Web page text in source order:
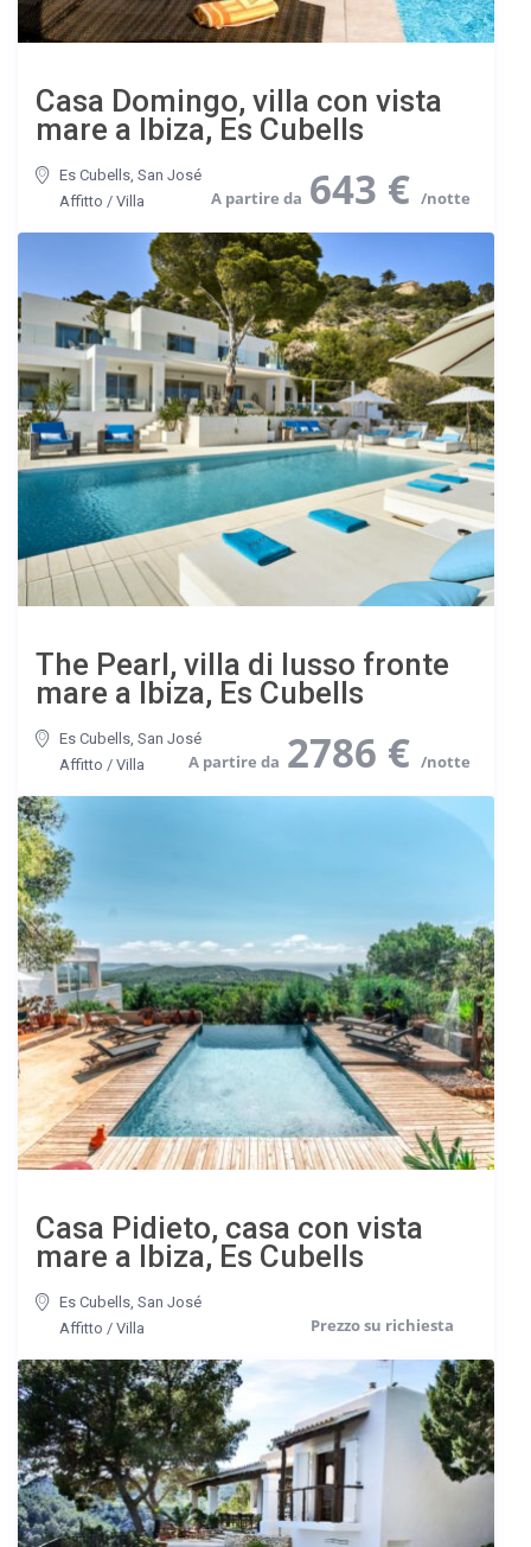
643 €
Casa Domingo, villa con vista
mare a Ibiza, Es Cubells
Es Cubells ,San José
Affitto /Villa
2786 €
The Pearl, villa di lusso fronte
mare a Ibiza, Es Cubells
Es Cubells ,San José
Affitto /Villa
Casa Pidieto, casa con vista
mare a Ibiza, Es Cubells
Es Cubells,San José
Affitto /Villa